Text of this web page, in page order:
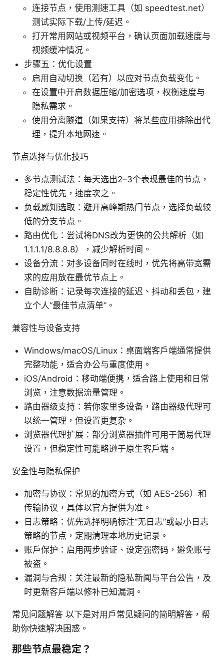
连接节点，使用测速工具（如 speedtest.net）
测试实际下载/上传/延迟。
打开常用网站或视频平台，确认页面加载速度与
视频缓冲情况。
步骤五：优化设置
启用自动切换（若有）以应对节点负载变化。
在设置中开启数据压缩/加密选项，权衡速度与
隐私需求。
使用分离隧道（如果支持）将某些应用排除出代
理，提升本地网速。
节点选择与优化技巧
多节点测试法：每天选出2–3个表现最佳的节点，
稳定性优先，速度次之。
负载感知选取：避开高峰期热门节点，选择负载较
低的分支节点。
路由优化：尝试将DNS改为更快的公共解析（如
1.1.1.1/8.8.8.8），减少解析时间。
设备分流：对多设备同时在线时，优先将高带宽需
求的应用放在最优节点上。
自助诊断：记录每次连接的延迟、抖动和丢包，建
立个人“最佳节点清单”。
兼容性与设备支持
Windows/macOS/Linux：桌面端客户端通常提供
完整功能，适合办公与重度使用。
iOS/Android：移动端便携，适合路上使用和日常
浏览，注意数据流量管理。
路由器级支持：若你家里多设备，路由器级代理可
以统一管理，但设置更复杂。
浏览器代理扩展：部分浏览器插件可用于简易代理
设置，但稳定性可能略逊于原生客户端。
安全性与隐私保护
加密与协议：常见的加密方式（如 AES-256）和
传输协议，具体以官方提供为准。
日志策略：优先选择明确标注“无日志”或最小日志
策略的节点，定期清理本地历史记录。
账户保护：启用两步验证、设定强密码，避免账号
被盗。
漏洞与合规：关注最新的隐私新闻与平台公告，及
时更新客户端以修补已知漏洞。
常见问题解答 以下是对用户常见疑问的简明解答，帮
助你快速解决困惑。
那些节点最稳定？